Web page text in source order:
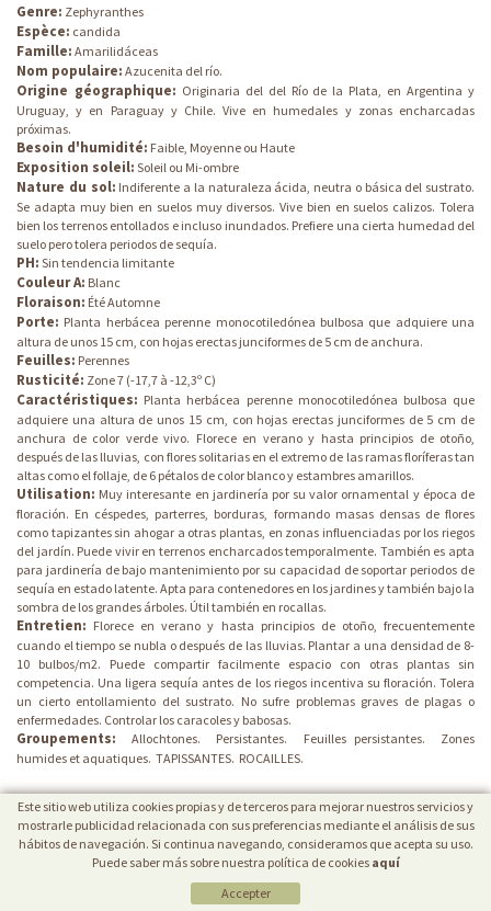
Genre: Zephyranthes
Espèce: candida
Famille: Amarilidáceas
Nom populaire: Azucenita del río.
Origine géographique: Originaria del del Río de la Plata, en Argentina y
Uruguay, y en Paraguay y Chile. Vive en humedales y zonas encharcadas
próximas.
Besoin d'humidité: Faible, Moyenne ou Haute
Exposition soleil: Soleil ou Mi-ombre
Nature du sol: Indiferente a la naturaleza ácida, neutra o básica del sustrato.
Se adapta muy bien en suelos muy diversos. Vive bien en suelos calizos. Tolera
bien los terrenos entollados e incluso inundados. Prefiere una cierta humedad del
suelo pero tolera periodos de sequía.
PH: Sin tendencia limitante
Couleur A: Blanc
Floraison: Été Automne
Porte: Planta herbácea perenne monocotiledónea bulbosa que adquiere una
altura de unos 15 cm, con hojas erectas junciformes de 5 cm de anchura.
Feuilles: Perennes
Rusticité: Zone 7 (-17,7 à -12,3º C)
Caractéristiques: Planta herbácea perenne monocotiledónea bulbosa que
adquiere una altura de unos 15 cm, con hojas erectas junciformes de 5 cm de
anchura de color verde vivo. Florece en verano y hasta principios de otoño,
después de las lluvias, con flores solitarias en el extremo de las ramas floríferas tan
altas como el follaje, de 6 pétalos de color blanco y estambres amarillos.
Utilisation: Muy interesante en jardinería por su valor ornamental y época de
floración. En céspedes, parterres, borduras, formando masas densas de flores
como tapizantes sin ahogar a otras plantas, en zonas influenciadas por los riegos
del jardín. Puede vivir en terrenos encharcados temporalmente. También es apta
para jardinería de bajo mantenimiento por su capacidad de soportar periodos de
sequía en estado latente. Apta para contenedores en los jardines y también bajo la
sombra de los grandes árboles. Útil también en rocallas.
Entretien: Florece en verano y hasta principios de otoño, frecuentemente
cuando el tiempo se nubla o después de las lluvias. Plantar a una densidad de 8-
10 bulbos/m2. Puede compartir facilmente espacio con otras plantas sin
competencia. Una ligera sequía antes de los riegos incentiva su floración. Tolera
un cierto entollamiento del sustrato. No sufre problemas graves de plagas o
enfermedades. Controlar los caracoles y babosas.
Groupements: Allochtones. Persistantes. Feuilles persistantes.
Zones
humides et aquatiques. TAPISSANTES. ROCAILLES.
| PROTECTION DE DONNÉES
Este sitio web utiliza cookies propias y de terceros para mejorar nuestros servicios y
mostrarle publicidad relacionada con sus preferencias mediante el análisis de sus
hábitos de navegación. Si continua navegando, consideramos que acepta su uso.
Puede saber más sobre nuestra política de cookies aquí
Accepter